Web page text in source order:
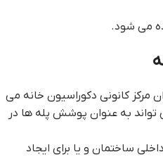
می شود.
مرکز کانونی دکوراسیون خانه می
تواند به عنوان پوشش پله ها در
ساختمان و یا برای ایجاد